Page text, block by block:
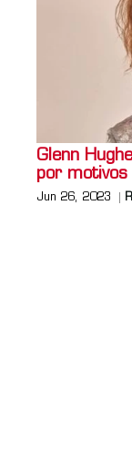
Glenn
por motivos
Jun 26, 2023